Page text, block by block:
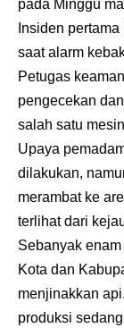
pada Minggu
Insiden
saat alarm
Petugas
pengecekan
salah satu
Upaya
dilakukan,
merambat ke
terlihat dari
Sebanyak
Kota dan
menjinakkan
produksi